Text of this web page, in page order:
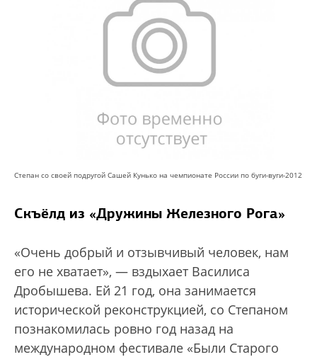
Степан со своей подругой Сашей Кунько на чемпионате России по буги-вуги-2012
Скъёлд из «Дружины Железного Рога»
«Очень добрый и отзывчивый человек, нам
его не хватает», — вздыхает Василиса
Дробышева. Ей 21 год, она занимается
исторической реконструкцией, со Степаном
познакомилась ровно год назад на
международном фестивале «Были Старого